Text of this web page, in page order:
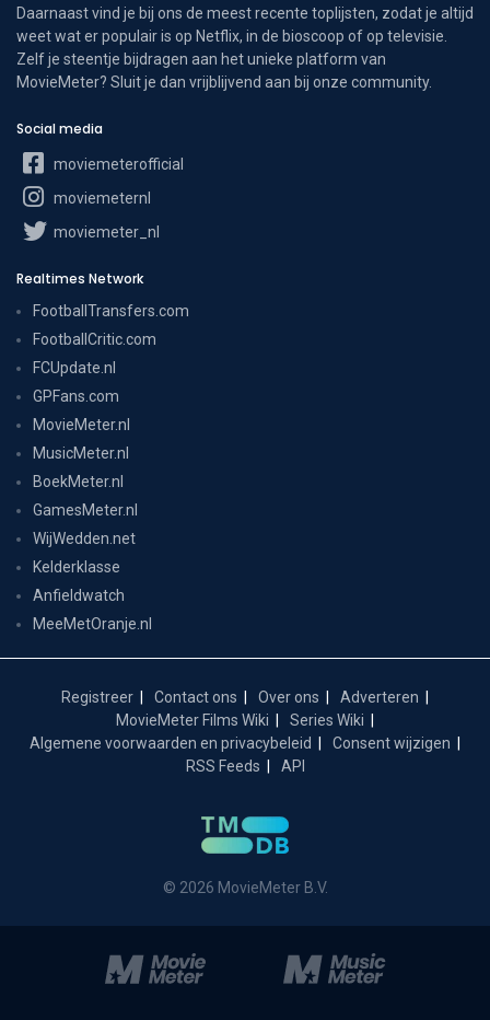
Daarnaast vind je bij ons de meest recente toplijsten, zodat je altijd
weet wat er populair is op Netflix, in de bioscoop of op televisie.
Zelf je steentje bijdragen aan het unieke platform van
MovieMeter? Sluit je dan vrijblijvend aan bij onze community.
Social media
moviemeterofficial
moviemeternl
moviemeter_nl
Realtimes Network
FootballTransfers.com
FootballCritic.com
FCUpdate.nl
GPFans.com
MovieMeter.nl
MusicMeter.nl
BoekMeter.nl
GamesMeter.nl
WijWedden.net
Kelderklasse
Anfieldwatch
MeeMetOranje.nl
Registreer Contact ons Over ons
Adverteren
MovieMeter Films Wiki
Series Wiki
Algemene voorwaarden en privacybeleid
Consent wijzigen
RSS Feeds
API
© 2026 MovieMeter B.V.